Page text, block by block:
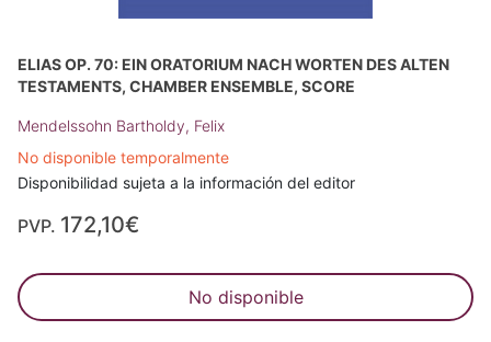
ELIAS OP. 70: EIN ORATORIUM NACH WORTEN DES ALTEN
TESTAMENTS, CHAMBER ENSEMBLE, SCORE
Mendelssohn Bartholdy, Felix
No disponible temporalmente
Disponibilidad sujeta a la información del editor
PVP. 172,10€
No disponible